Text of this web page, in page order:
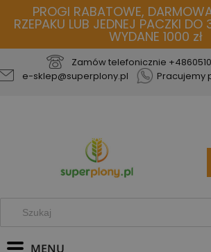
PROGI RABATOWE,
RZEPAKU LUB JEDNEJ PACZKI DO
WYDANE 1000 zł
Zamów telefonicznie
e-sklep@superplony.pl
Pracujemy